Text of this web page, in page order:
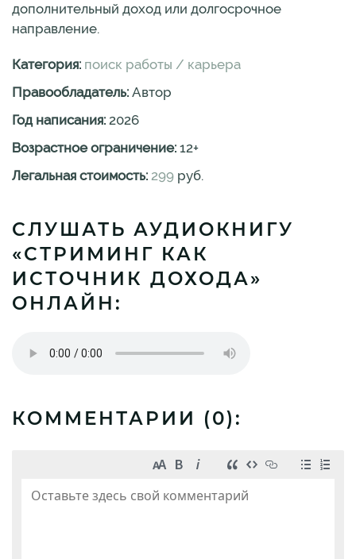
дополнительный доход или долгосрочное
направление.
Категория: поиск работы / карьера
Правообладатель: Автор
Год написания: 2026
Возрастное ограничение: 12+
Легальная стоимость: 299 руб.
СЛУШАТЬ АУДИОКНИГУ
«СТРИМИНГ КАК
ИСТОЧНИК ДОХОДА»
ОНЛАЙН:
КОММЕНТАРИИ (0):